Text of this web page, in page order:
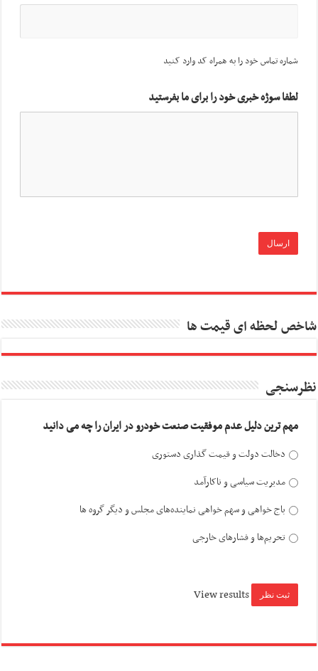
شماره تماس خود را به همراه کد وارد کنید
لطفا سوژه خبری خود را برای ما بفرستید
شاخص لحظه ای قیمت ها
نظرسنجی
مهم ترین دلیل عدم موفقیت صنعت خودرو در ایران را چه می دانید
دخالت دولت و قیمت گذاری دستوری
مدیریت سیاسی و ناکارآمد
باج خواهی و سهم خواهی نماینده‌های مجلس و دیگر گروه ها
تحریم‌ها و فشارهای خارجی
View results